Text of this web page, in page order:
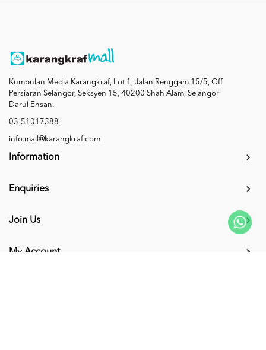
Kumpulan Media Karangkraf, Lot 1, Jalan Renggam 15/5, Off
Persiaran Selangor, Seksyen 15, 40200 Shah Alam, Selangor
Darul Ehsan.
03-51017388
info.mall@karangkraf.com
Information
Enquiries
Join Us
My Account